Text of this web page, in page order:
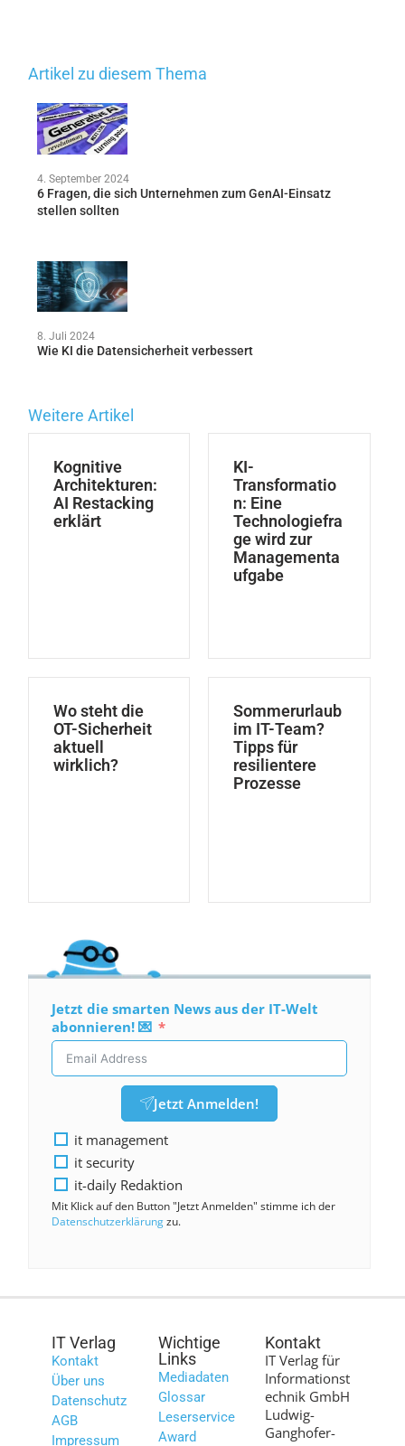
Artikel zu diesem Thema
4. September 2024
6 Fragen, die sich Unternehmen zum GenAI-Einsatz
stellen sollten
8. Juli 2024
Wie KI die Datensicherheit verbessert
Weitere Artikel
Kognitive
Architekturen:
AI Restacking
erklärt
KI-
Transformatio
n: Eine
Technologiefra
ge wird zur
Managementa
ufgabe
Wo steht die
OT-Sicherheit
aktuell
wirklich?
Sommerurlaub
im IT-Team?
Tipps für
resilientere
Prozesse
Jetzt die smarten News aus der IT-Welt
abonnieren! 💌
Jetzt Anmelden!
it management
it security
it-daily Redaktion
Mit Klick auf den Button "Jetzt Anmelden" stimme ich der
Datenschutzerklärungzu.
IT Verlag
Kontakt
Über uns
Datenschutz
AGB
Impressum
Wichtige
Links
Mediadaten
Glossar
Leserservice
Award
Kontakt
IT Verlag für
Informationst
echnik GmbH
Ludwig-
Ganghofer-